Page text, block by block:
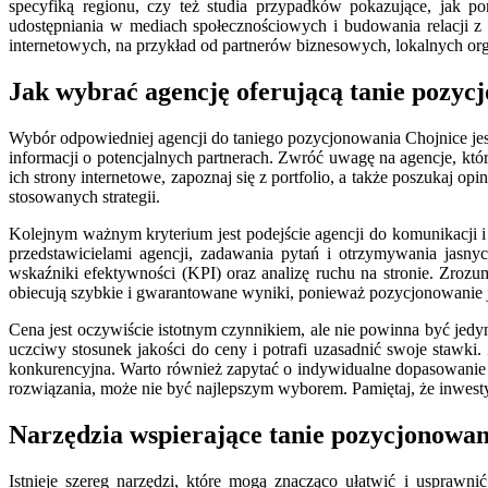
specyfiką regionu, czy też studia przypadków pokazujące, jak
udostępniania w mediach społecznościowych i budowania
internetowych, na przykład od partnerów biznesowych, lokalnych
Jak wybrać agencję oferującą tanie
Wybór odpowiedniej agencji do taniego pozycjonowania Chojnice
informacji o potencjalnych partnerach. Zwróć uwagę na agencje,
ich strony internetowe, zapoznaj się z portfolio, a także poszukaj
stosowanych strategii.
Kolejnym ważnym kryterium jest podejście agencji do
przedstawicielami agencji, zadawania pytań i otrzymywania
wskaźniki efektywności (KPI) oraz analizę ruchu na stronie.
obiecują szybkie i gwarantowane wyniki, ponieważ pozycjonowanie
Cena jest oczywiście istotnym czynnikiem, ale nie powinna być
uczciwy stosunek jakości do ceny i potrafi uzasadnić swoje
konkurencyjna. Warto również zapytać o indywidualne
rozwiązania, może nie być najlepszym wyborem. Pamiętaj, że
Narzędzia wspierające tanie
Istnieje szereg narzędzi, które mogą znacząco ułatwić i